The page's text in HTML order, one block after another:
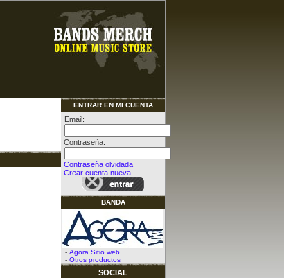
ENTRAR EN MI CUENTA
Email:
Contraseña:
Contraseña olvidada
Crear cuenta nueva
BANDA
- Agora Sitio web
- Otros productos
SOCIAL